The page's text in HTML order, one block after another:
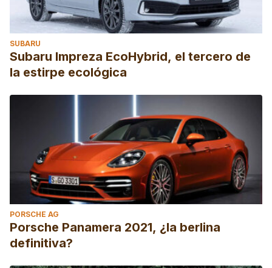
SUBARU
Subaru Impreza EcoHybrid, el tercero de
la estirpe ecológica
PORSCHE AG
Porsche Panamera 2021, ¿la berlina
definitiva?